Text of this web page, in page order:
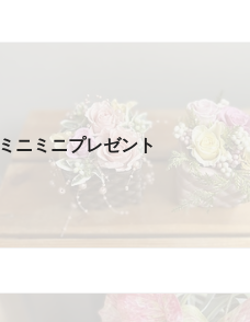
ミニミニプレゼント